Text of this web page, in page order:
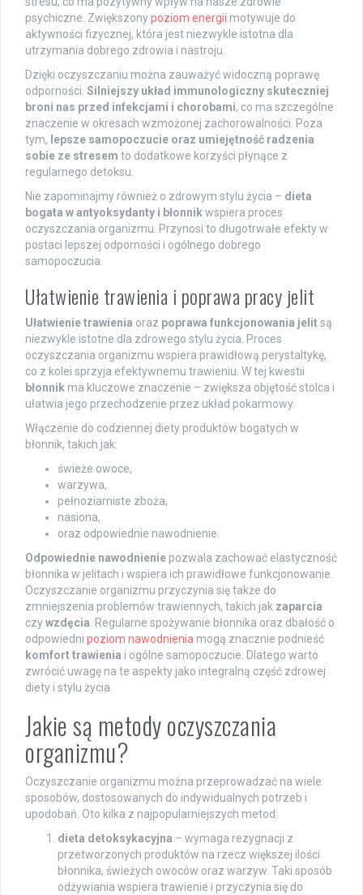
psychiczne. Zwiększonypoziom energii motywuje do
aktywności fizycznej, która jest niezwykle istotna dla
utrzymania dobrego zdrowia i nastroju.
Dzięki oczyszczaniu można zauważyć widoczną poprawę
odporności. Silniejszy układ immunologiczny skuteczniej
broni nas przed infekcjami i chorobami, co ma szczególne
znaczenie w okresach wzmożonej zachorowalności. Poza
tym, lepsze samopoczucie oraz umiejętność radzenia
sobie ze stresem to dodatkowe korzyści płynące z
regularnego detoksu.
Nie zapominajmy również o zdrowym stylu życia – dieta
bogata w antyoksydanty i błonnikwspiera proces
oczyszczania organizmu. Przynosi to długotrwałe efekty w
postaci lepszej odporności i ogólnego dobrego
samopoczucia.
Ułatwienie trawienia i poprawa pracy jelit
Ułatwienie trawienia oraz poprawa funkcjonowania jelitsą
niezwykle istotne dla zdrowego stylu życia. Proces
oczyszczania organizmu wspiera prawidłową perystaltykę,
co z kolei sprzyja efektywnemu trawieniu. W tej kwestii
błonnik ma kluczowe znaczenie – zwiększa objętość stolca i
ułatwia jego przechodzenie przez układ pokarmowy.
Włączenie do codziennej diety produktów bogatych w
błonnik, takich jak:
świeże owoce,
warzywa,
pełnoziarniste zboża,
nasiona,
oraz odpowiednie nawodnienie.
Odpowiednie nawodnienie pozwala zachować elastyczność
błonnika w jelitach i wspiera ich prawidłowe funkcjonowanie.
Oczyszczanie organizmu przyczynia się także do
zmniejszenia problemów trawiennych, takich jak zaparcia
czywzdęcia. Regularne spożywanie błonnika oraz dbałość o
odpowiedni poziom nawodnienia mogą znacznie podnieść
komfort trawienia i ogólne samopoczucie. Dlatego warto
zwrócić uwagę na te aspekty jako integralną część zdrowej
diety i stylu życia.
Jakie są metody oczyszczania
organizmu?
Oczyszczanie organizmu można przeprowadzać na wiele
sposobów, dostosowanych do indywidualnych potrzeb i
upodobań. Oto kilka z najpopularniejszych metod:
dieta detoksykacyjna – wymaga rezygnacji z
przetworzonych produktów na rzecz większej ilości
błonnika, świeżych owoców oraz warzyw. Taki sposób
odżywiania wspiera trawienie i przyczynia się do